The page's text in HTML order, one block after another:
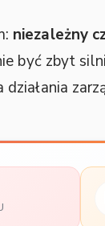
niezależny
być zbyt